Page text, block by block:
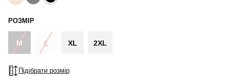
РОЗМІР
M L XL 2XL
Підібрати розмір